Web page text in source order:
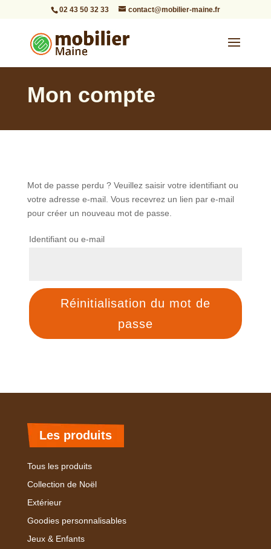
02 43 50 32 33 contact@mobilier-maine.fr
Mon compte
Mot de passe perdu ? Veuillez saisir votre identifiant ou
votre adresse e-mail. Vous recevrez un lien par e-mail
pour créer un nouveau mot de passe.
Identifiant ou e-mail
Réinitialisation du mot de
passe
Les produits
Tous les produits
Collection de Noël
Extérieur
Goodies personnalisables
Jeux & Enfants